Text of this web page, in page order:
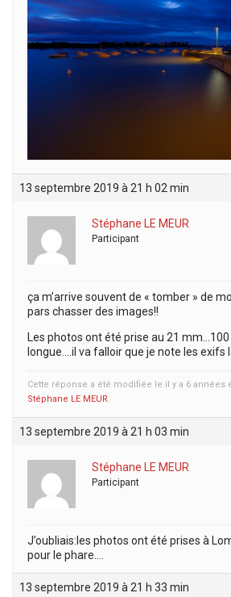
13 septembre 2019 à 21 h 02 min
Stéphane LE MEUR
Participant
ça m’arrive souvent de « tomber » de
pars chasser des images!!
Les photos ont été prise au 21 mm…100
longue….il va falloir que je note les exifs
Cette réponse a été modifiée le il y a 6 années
Stéphane LE MEUR.
13 septembre 2019 à 21 h 03 min
Stéphane LE MEUR
Participant
J’oubliais:les photos ont été prises à
pour le phare….
13 septembre 2019 à 21 h 33 min